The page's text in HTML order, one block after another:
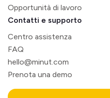
Opportunità di lavoro
Contatti e supporto
Centro assistenza
FAQ
hello@minut.com
Prenota una demo